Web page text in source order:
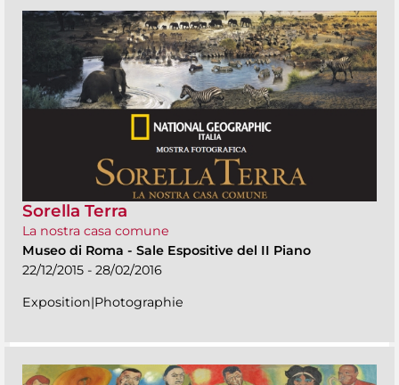
Sorella Terra
La nostra casa comune
Museo di Roma - Sale Espositive del II Piano
22/12/2015 - 28/02/2016
Exposition|Photographie